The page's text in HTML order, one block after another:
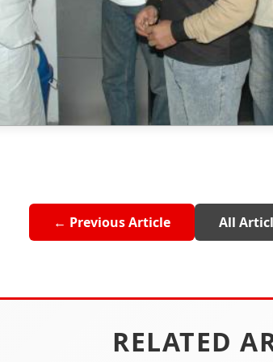
← Previous Article All
RELATED